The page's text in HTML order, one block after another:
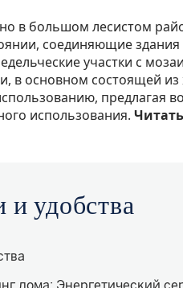
в большом лесистом
соединяющие здания
участки с
в основном состоящей из
предлагая
использования.
и удобства